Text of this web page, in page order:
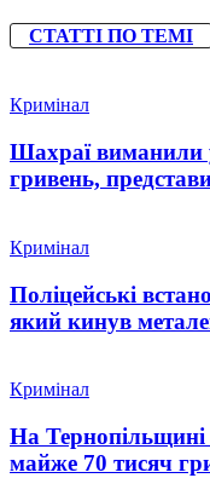
СТАТТІ ПО ТЕМІ
Кримінал
Шахраї виманили
гривень,
Кримінал
Поліцейські
який кинув
Кримінал
На
майже 70 тисяч